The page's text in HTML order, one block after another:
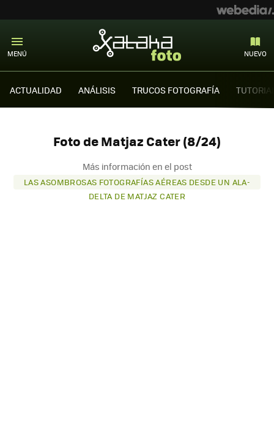
MENÚ NUEVO
ACTUALIDAD ANÁLISIS TRUCOS FOTOGRAFÍA
Foto de Matjaz Cater (8/24)
Más información en el post
LAS ASOMBROSAS FOTOGRAFÍAS AÉREAS DESDE UN ALA-
DELTA DE MATJAZ CATER